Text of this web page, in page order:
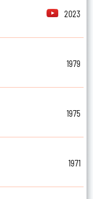
2023
1979
1975
1971